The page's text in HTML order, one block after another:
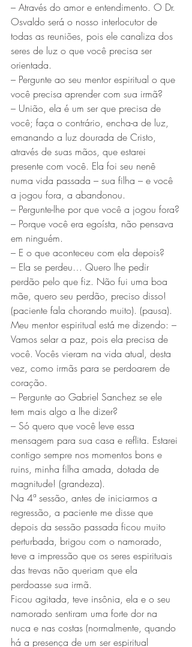
– Através do amor e entendimento. O Dr.
Osvaldo será o nosso interlocutor de
todas as reuniões, pois ele canaliza dos
seres de luz o que você precisa ser
orientada.
– Pergunte ao seu mentor espiritual o que
você precisa aprender com sua irmã?
– União, ela é um ser que precisa de
você; faça o contrário, encha-a de luz,
emanando a luz dourada de Cristo,
através de suas mãos, que estarei
presente com você. Ela foi seu nenê
numa vida passada – sua filha – e você
a jogou fora, a abandonou.
– Pergunte-lhe por que você a jogou fora?
– Porque você era egoísta, não pensava
em ninguém.
– E o que aconteceu com ela depois?
– Ela se perdeu… Quero lhe pedir
perdão pelo que fiz. Não fui uma boa
mãe, quero seu perdão, preciso disso!
(paciente fala chorando muito). (pausa).
Meu mentor espiritual está me dizendo: –
Vamos selar a paz, pois ela precisa de
você. Vocês vieram na vida atual, desta
vez, como irmãs para se perdoarem de
coração.
– Pergunte ao Gabriel Sanchez se ele
tem mais algo a lhe dizer?
– Só quero que você leve essa
mensagem para sua casa e reflita. Estarei
contigo sempre nos momentos bons e
ruins, minha filha amada, dotada de
magnitude! (grandeza).
Na 4ª sessão, antes de iniciarmos a
regressão, a paciente me disse que
depois da sessão passada ficou muito
perturbada, brigou com o namorado,
teve a impressão que os seres espirituais
das trevas não queriam que ela
perdoasse sua irmã.
Ficou agitada, teve insônia, ela e o seu
namorado sentiram uma forte dor na
nuca e nas costas (normalmente, quando
há a presença de um ser espiritual